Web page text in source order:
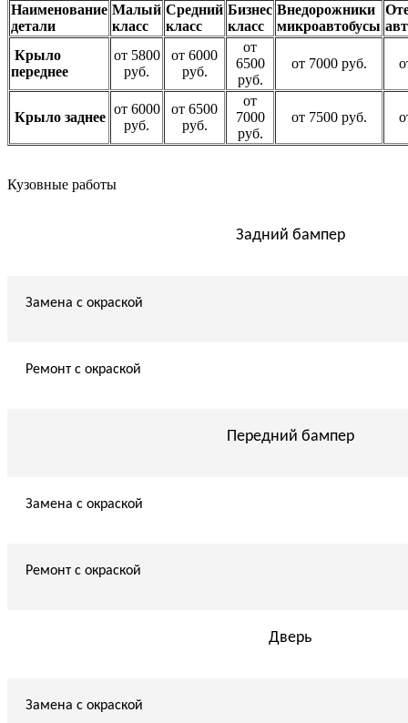
Наименование
детали
Малый
класс
Средний
класс
Бизнес
класс
Внедорожники
микроавтобусы
Крыло
переднее
от 5800
руб.
от 6000
руб.
от
6500
руб.
от 7000 руб.
Крыло заднее
от 6000
руб.
от 6500
руб.
от
7000
руб.
от 7500 руб.
Кузовные работы
Задний бампер
Замена с окраской
Ремонт с окраской
Передний бампер
Замена с окраской
Ремонт с окраской
Дверь
Замена с окраской